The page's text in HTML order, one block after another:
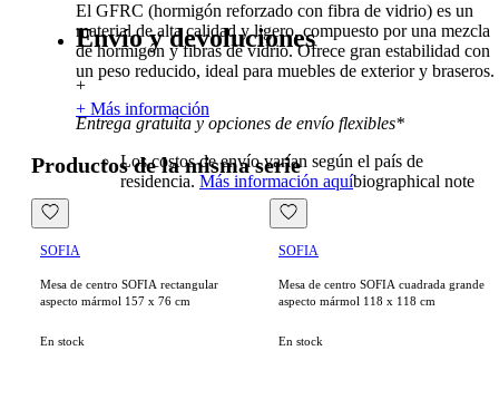
El GFRC (hormigón reforzado con fibra de vidrio) es un
material de alta calidad y ligero, compuesto por una mezcla
de hormigón y fibras de vidrio. Ofrece gran estabilidad con
un peso reducido, ideal para muebles de exterior y braseros.
+ Más información
Envío y devoluciones
+
Entrega gratuita y opciones de envío flexibles*
Los costos de envío varían según el país de
residencia. Más información aquíbiographical note
Productos de la misma serie
SOFIA
Mesa de centro SOFIA rectangular
aspecto mármol 157 x 76 cm
En stock
SOFIA
Mesa de centro SOFIA cuadrada grande
aspecto mármol 118 x 118 cm
En stock